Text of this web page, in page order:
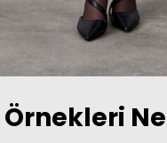
Örnekleri